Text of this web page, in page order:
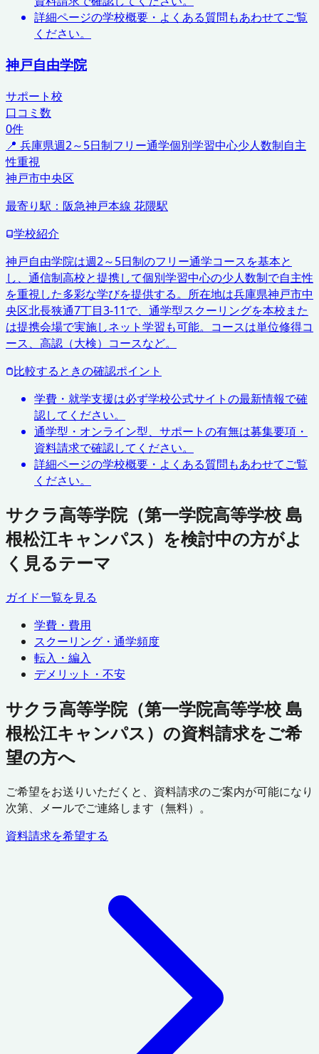
詳細ページの学校概要・よくある質問もあわせてご覧
ください。
神戸自由学院
サポート校
口コミ数
0件
📍 兵庫県週2～5日制フリー通学個別学習中心少人数制自主
性重視
神戸市中央区
最寄り駅： 阪急神戸本線 花隈駅
学校紹介
神戸自由学院は週2～5日制のフリー通学コースを基本と
し、通信制高校と提携して個別学習中心の少人数制で自主性
を重視した多彩な学びを提供する。所在地は兵庫県神戸市中
央区北長狭通7丁目3-11で、通学型スクーリングを本校また
は提携会場で実施しネット学習も可能。コースは単位修得コ
ース、高認（大検）コースなど。
比較するときの確認ポイント
学費・就学支援は必ず学校公式サイトの最新情報で確
認してください。
通学型・オンライン型、サポートの有無は募集要項・
資料請求で確認してください。
詳細ページの学校概要・よくある質問もあわせてご覧
ください。
サクラ高等学院（第一学院高等学校 島
根松江キャンパス）を検討中の方がよ
く見るテーマ
ガイド一覧を見る
学費・費用
スクーリング・通学頻度
転入・編入
デメリット・不安
サクラ高等学院（第一学院高等学校 島
根松江キャンパス）の資料請求をご希
望の方へ
ご希望をお送りいただくと、資料請求のご案内が可能になり
次第、メールでご連絡します（無料）。
資料請求を希望する